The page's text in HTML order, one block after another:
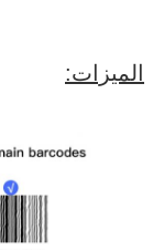
الميزات: